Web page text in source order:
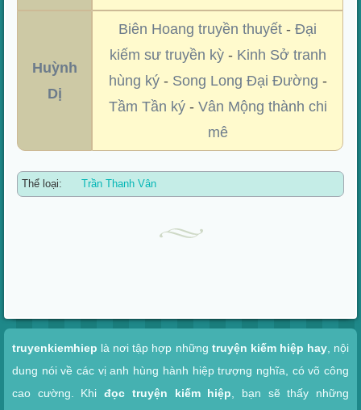
Huỳnh
Dị
Biên Hoang truyền thuyết -Đại
kiếm sư truyền kỳ- Kinh Sở tranh
hùng ký- Song Long Đại Đường -
Tầm Tần ký- Vân Mộng thành chi
mê
Thể loại: Trần Thanh Vân
truyenkiemhiep là nơi tập hợp những truyện kiếm hiệp hay, nội
dung nói về các vị anh hùng hành hiệp trượng nghĩa, có võ công
cao cường. Khiđọc truyện kiếm hiệp , bạn sẽ thấy những